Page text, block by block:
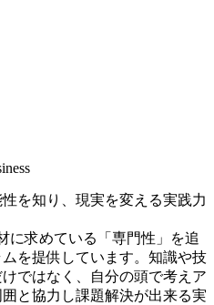
を知り、現実を変える実践力
に求めている「専門性」を追
を提供しています。知識や技
ではなく、自分の頭で考えア
と協力し課題解決が出来る実